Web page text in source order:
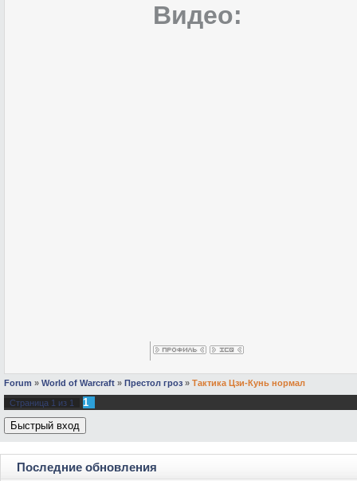
Видео:
Forum » World of Warcraft » Престол гроз » Тактика Цзи-Кунь нормал
Страница 1 из 1 1
Последние обновления